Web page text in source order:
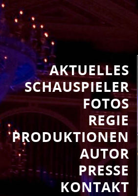
AKTUELLES
SCHAUSPIELER
FOTOS
REGIE
PRODUKTIONEN
AUTOR
PRESSE
KONTAKT